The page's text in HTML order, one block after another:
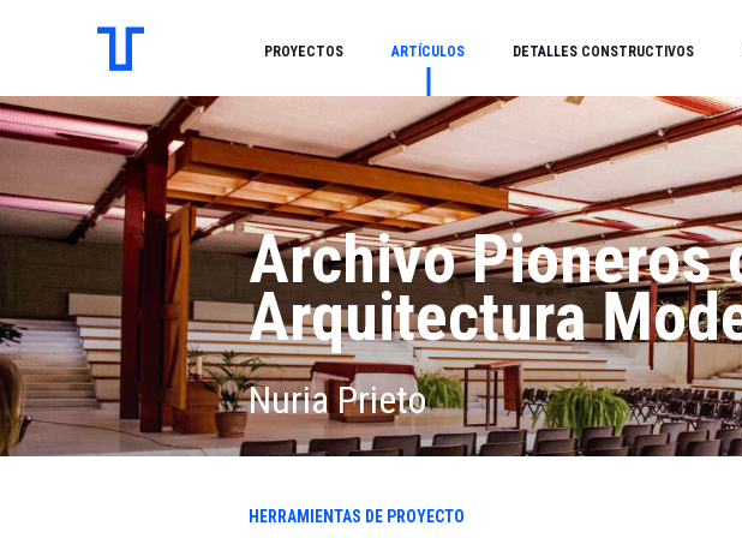
PROYECTOS ARTÍCULOS DETALLES CONSTRUCTIVOS
Archivo Pioneros
Arquitectura
Nuria Prieto
HERRAMIENTAS DE PROYECTO